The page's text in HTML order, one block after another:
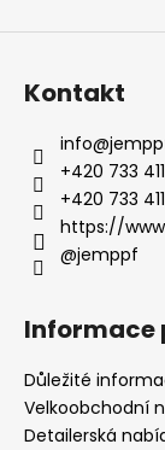
Kontakt
info@
+420 733
+420 733
https://
@jemppf
Informace
Důležité
Velkoobchodní
Detailerská